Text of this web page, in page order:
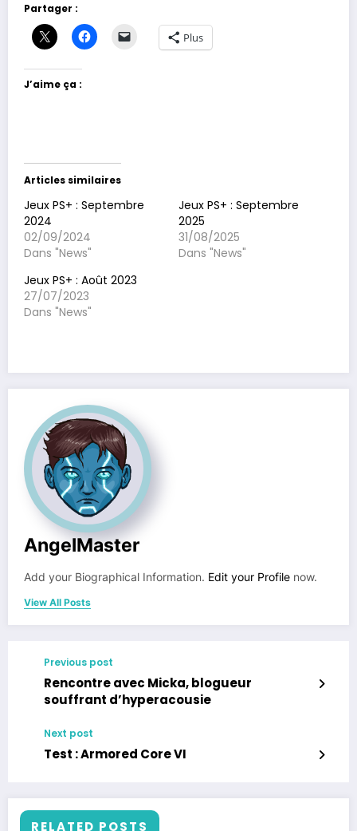
Partager :
Plus
J’aime ça :
Articles similaires
Jeux PS+ : Septembre
2024
02/09/2024
Dans "News"
Jeux PS+ : Septembre
2025
31/08/2025
Dans "News"
Jeux PS+ : Août 2023
27/07/2023
Dans "News"
AngelMaster
Add your Biographical Information. Edit your Profile now.
View All Posts
Previous post
Rencontre avec Micka, blogueur
souffrant d’hyperacousie
Next post
Test : Armored Core VI
RELATED POSTS